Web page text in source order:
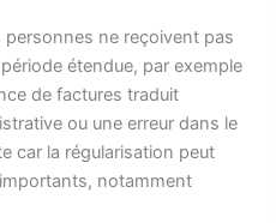
personnes ne reçoivent pas
étendue, par exemple
de factures traduit
ou une erreur dans le
car la régularisation peut
notamment